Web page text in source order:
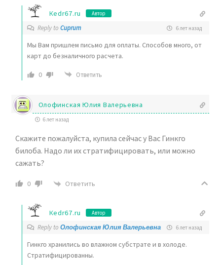
Кedr67.ru Автор
Reply to Cuprum 6 лет назад
Мы Вам пришлем письмо для оплаты. Способов много, от
карт до безналичного расчета.
0 Ответить
Олофинская Юлия Валерьевна
6 лет назад
Скажите пожалуйста, купила сейчас у Вас Гинкго
билоба. Надо ли их стратифицировать, или можно
сажать?
0 Ответить
Кedr67.ru Автор
Reply to Олофинская Юлия Валерьевна 6 лет назад
Гинкго хранились во влажном субстрате и в холоде.
Стратифицированны.